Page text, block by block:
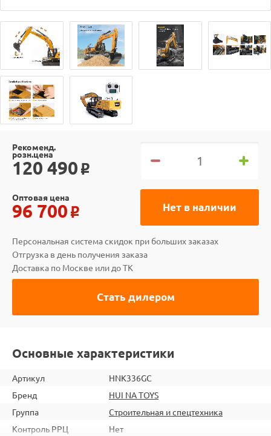
Рекоменд.
розн.цена
120 490 o
Нет в наличии
Оптовая цена
96 700 o
Персональная система скидок при больших заказах
Отгрузка в день получения заказа
Доставка по Москве или до ТК
Стать дилером
Основные характеристики
Артикул
HNK336GC
Бренд
HUI NA TOYS
Группа
Строительная и спецтехника
Контроль РРЦ
Нет